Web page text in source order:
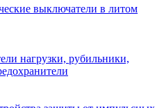
выключатели в литом
нагрузки, рубильники,